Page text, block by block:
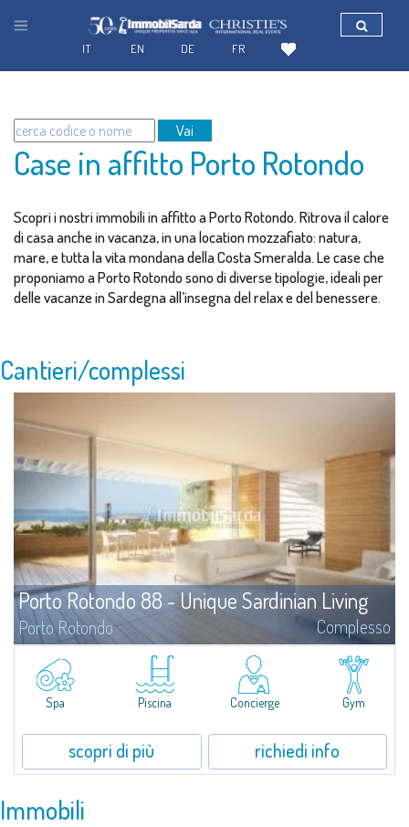
Vai
Case in affitto Porto Rotondo
Scopri i nostri immobili in affitto a Porto Rotondo. Ritrova il calore
di casa anche in vacanza, in una location mozzafiato: natura,
mare, e tutta la vita mondana della Costa Smeralda. Le case che
proponiamo a Porto Rotondo sono di diverse tipologie, ideali per
delle vacanze in Sardegna all’insegna del relax e del benessere.
Cantieri/complessi
Porto Rotondo 88 - Unique Sardinian Living
Porto Rotondo Complesso
Porto Rotondo88 è un esclusivo complesso residenziale di nuova
costruzione strategicamente posizionato nel cuore di Porto Rotondo, a
pochi passi dalla Marina. Progettato dallo Studio di architettura Alchemist,
questo innovativo residence coniuga l'attenzione al contesto naturale e alle
Rotondo
Spa Piscina Concierge Gym
scopri di più richiedi info
Immobili
FR
DE
EN
IT